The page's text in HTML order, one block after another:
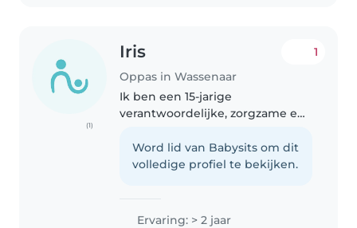
(1)
Iris
Oppas in Wassenaar
1
Ik ben een 15-jarige
verantwoordelijke, zorgzame en
ervaring in het begeleiden van
peuters, kleuters en
Word lid van Babysits om dit
volledige profiel te bekijken.
Ervaring: > 2 jaar